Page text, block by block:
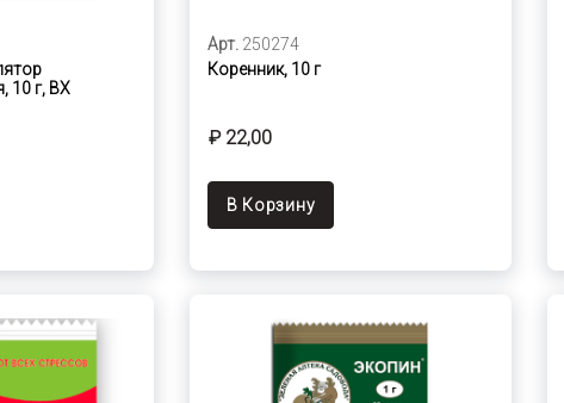
10 г, ВХ
Арт. 250274
Коренник, 10 г
₽ 22,00
В Корзину